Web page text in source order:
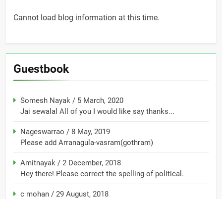
Cannot load blog information at this time.
Guestbook
Somesh Nayak / 5 March, 2020
Jai sewalal All of you I would like say thanks...
Nageswarrao / 8 May, 2019
Please add Arranagula-vasram(gothram)
Amitnayak / 2 December, 2018
Hey there! Please correct the spelling of political.
c mohan / 29 August, 2018